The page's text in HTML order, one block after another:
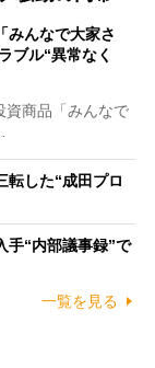
みんなで大家さ
ブル“異常なく
商品「みんなで
転した“成田プロ
手“内部議事録”で
一覧を見る